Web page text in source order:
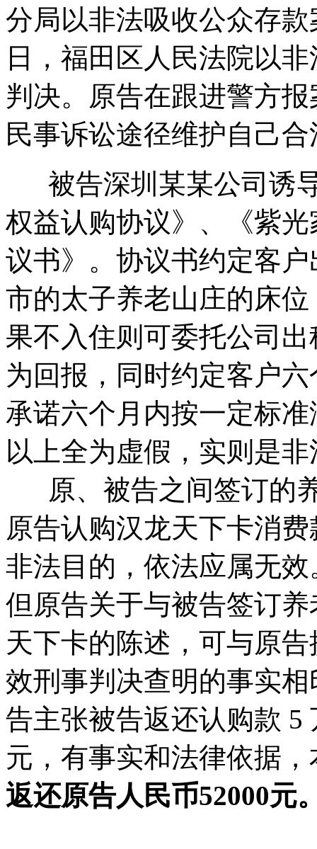
分局以非法吸收公众存
日，福田区人民法院以
判决。原告在跟进警方
民事诉讼途径维护自己
被告深圳某某公司诱
权益认购协议》、《紫
议书》。协议书约定客
市的太子养老山庄的床
果不入住则可委托公司
为回报，同时约定客户
承诺六个月内按一定标
以上全为虚假，实则是
原、被告之间签订的
原告认购汉龙天下卡消
非法目的，依法应属无
但原告关于与被告签订
天下卡的陈述，可与原
效刑事判决查明的事实
告主张被告返还认购款 5
元，有事实和法律依据
返还原告人民币52000元